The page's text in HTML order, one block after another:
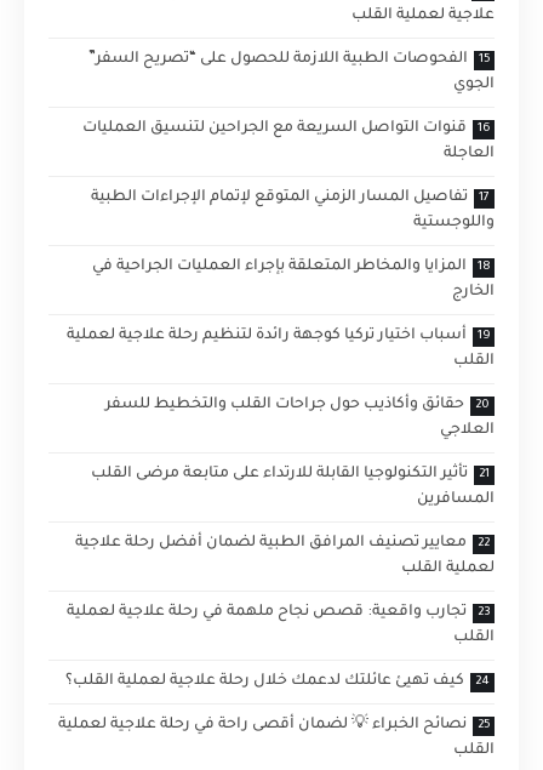
علاجية لعملية القلب
الفحوصات الطبية اللازمة للحصول على “تصريح السفر”
الجوي
قنوات التواصل السريعة مع الجراحين لتنسيق العمليات
العاجلة
تفاصيل المسار الزمني المتوقع لإتمام الإجراءات الطبية
واللوجستية
المزايا والمخاطر المتعلقة بإجراء العمليات الجراحية في
الخارج
أسباب اختيار تركيا كوجهة رائدة لتنظيم رحلة علاجية لعملية
القلب
حقائق وأكاذيب حول جراحات القلب والتخطيط للسفر
العلاجي
تأثير التكنولوجيا القابلة للارتداء على متابعة مرضى القلب
المسافرين
معايير تصنيف المرافق الطبية لضمان أفضل رحلة علاجية
لعملية القلب
تجارب واقعية: قصص نجاح ملهمة في رحلة علاجية لعملية
القلب
كيف تهيئ عائلتك لدعمك خلال رحلة علاجية لعملية القلب؟
نصائح الخبراء 💡 لضمان أقصى راحة في رحلة علاجية لعملية
القلب